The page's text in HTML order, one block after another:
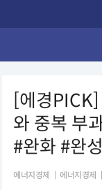
[에경
와 중복 부
#완화 #완
에너지경제 에너지경제